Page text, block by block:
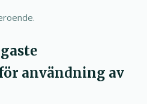
användning av